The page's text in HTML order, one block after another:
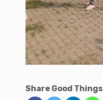
Share Good Things